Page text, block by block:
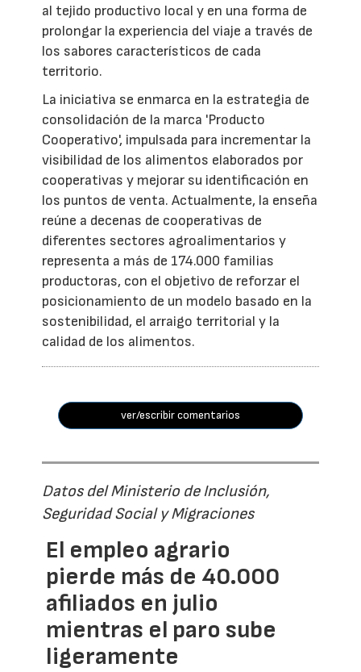
al tejido productivo local y en una forma de
prolongar la experiencia del viaje a través de
los sabores característicos de cada
territorio.
La iniciativa se enmarca en la estrategia de
consolidación de la marca 'Producto
Cooperativo', impulsada para incrementar la
visibilidad de los alimentos elaborados por
cooperativas y mejorar su identificación en
los puntos de venta. Actualmente, la enseña
reúne a decenas de cooperativas de
diferentes sectores agroalimentarios y
representa a más de 174.000 familias
productoras, con el objetivo de reforzar el
posicionamiento de un modelo basado en la
sostenibilidad, el arraigo territorial y la
calidad de los alimentos.
ver/escribir comentarios
Datos del Ministerio de Inclusión,
Seguridad Social y Migraciones
El empleo agrario
pierde más de 40.000
afiliados en julio
mientras el paro sube
ligeramente